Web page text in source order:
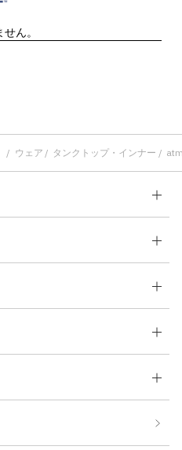
ウェア タンクトップ・インナー